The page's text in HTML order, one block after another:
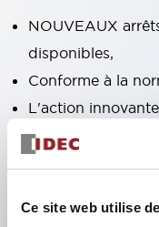
Ce site web utilise
NOUVEAUX
disponibles,
Conforme à la
L'action
l'ouverture de
verrouillage et